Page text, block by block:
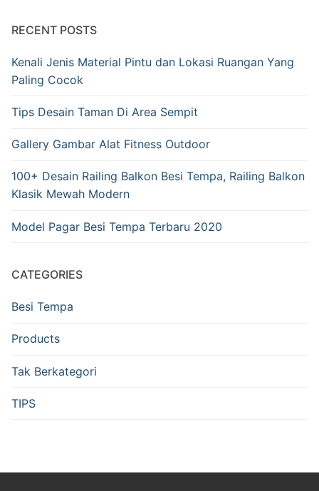
RECENT POSTS
Kenali Jenis Material Pintu dan Lokasi Ruangan Yang
Paling Cocok
Tips Desain Taman Di Area Sempit
Gallery Gambar Alat Fitness Outdoor
100+ Desain Railing Balkon Besi Tempa, Railing Balkon
Klasik Mewah Modern
Model Pagar Besi Tempa Terbaru 2020
CATEGORIES
Besi Tempa
Products
Tak Berkategori
TIPS